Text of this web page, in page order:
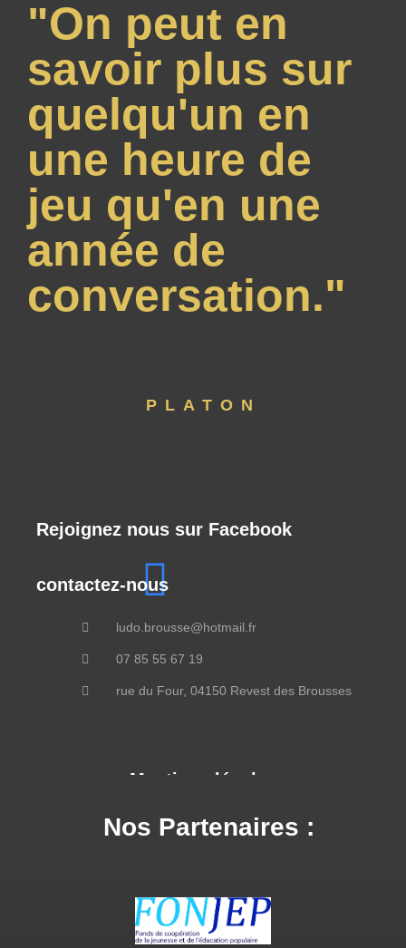
"On peut en
savoir plus sur
quelqu'un en
une heure de
jeu qu'en une
année de
conversation."
PLATON
Rejoignez nous sur Facebook
contactez-nous
ludo.brousse@hotmail.fr
07 85 55 67 19
rue du Four, 04150 Revest des Brousses
Mentions légales
Nos Partenaires :